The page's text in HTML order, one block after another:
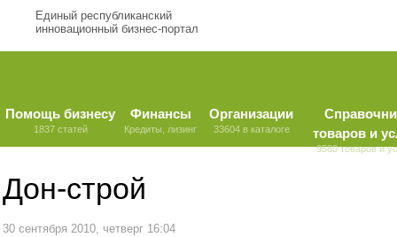
Единый республиканский
инновационный бизнес-портал
Помощь бизнесу
1837 статей
Финансы
Кредиты, лизинг
Организации
33604 в каталоге
товаров и
9580 товаров и
Дон-строй
30 сентября 2010, четверг 16:04